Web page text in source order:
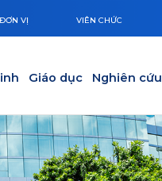
ĐƠN VỊ VIÊN CHỨC
Giáo dục Nghiên cứu